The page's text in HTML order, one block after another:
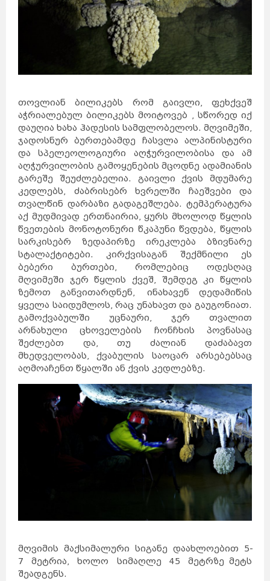
თოვლიან ბილიკებს რომ გაივლი, ფეხქვეშ
აჭრიალებულ ბილიკებს მოიტოვებ , სწორედ იქ
დაუღია ხახა ჰადესის სამფლობელოს. მღვიმეში,
ჯადოსნურ ბურთებამდე ჩასვლა ალპინისტური
და სპელეოლოგიური აღჭურვილობისა და ამ
აღჭურვილობის გამოყენების მცოდნე ადამიანის
გარეშე შეუძლებელია. გაივლი ქვის მდუმარე
კედლებს, ძაბრისებრ ხვრელში ჩაეშვები და
თვალწინ დარბაზი გადაგეშლება. ტემპერატურა
აქ მუდმივად ერთნაირია, ყურს მხოლოდ წყლის
წვეთების მონოტონური წკაპუნი წვდება, წყლის
სარკისებრ ზედაპირზე ირეკლება ბზივნარე
სტალაქტიტები. კირქვისაგან შექმნილი ეს
ბებერი ბურთები, რომლებიც ოდესღაც
მღვიმეში ჯერ წყლის ქვეშ, შემდეგ კი წყლის
ზემოთ განვითარდნენ, ინახავენ დედამიწის
ყველა საიდუმლოს, რაც უნახავთ და გაუგონიათ.
გამოქვაბულში უცნაური, ჯერ თვალით
არნახული ცხოველების ჩონჩხის პოვნასაც
შეძლებთ და, თუ ძალიან დაძაბავთ
მხედველობას, ქვაბულის საოცარ არსებებსაც
აღმოაჩენთ წყალში ან ქვის კედლებზე.
მღვიმის მაქსიმალური სიგანე დაახლოებით 5-
7 მეტრია, ხოლო სიმაღლე 45 მეტრზე მეტს
შეადგენს.